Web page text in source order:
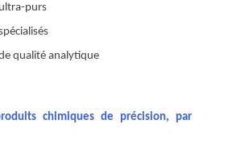
purs
qualité analytique
chimiques de précision, par